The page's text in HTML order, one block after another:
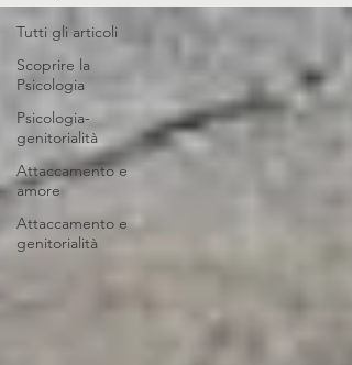
Tutti gli articoli
Scoprire la
Psicologia
Psicologia-
genitorialità
Attaccamento e
amore
Attaccamento e
genitorialità